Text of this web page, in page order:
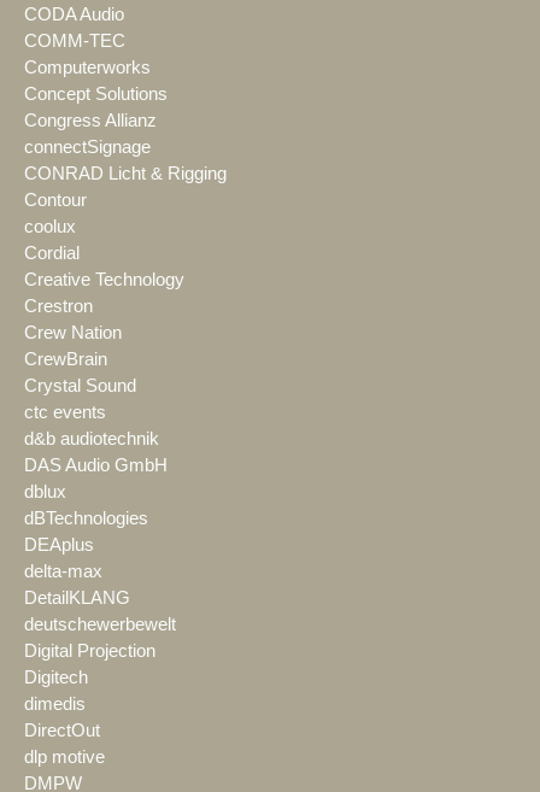
CODA Audio
COMM-TEC
Computerworks
Concept Solutions
Congress Allianz
connectSignage
CONRAD Licht & Rigging
Contour
coolux
Cordial
Creative Technology
Crestron
Crew Nation
CrewBrain
Crystal Sound
ctc events
d&b audiotechnik
DAS Audio GmbH
dblux
dBTechnologies
DEAplus
delta-max
DetailKLANG
deutschewerbewelt
Digital Projection
Digitech
dimedis
DirectOut
dlp motive
DMPW